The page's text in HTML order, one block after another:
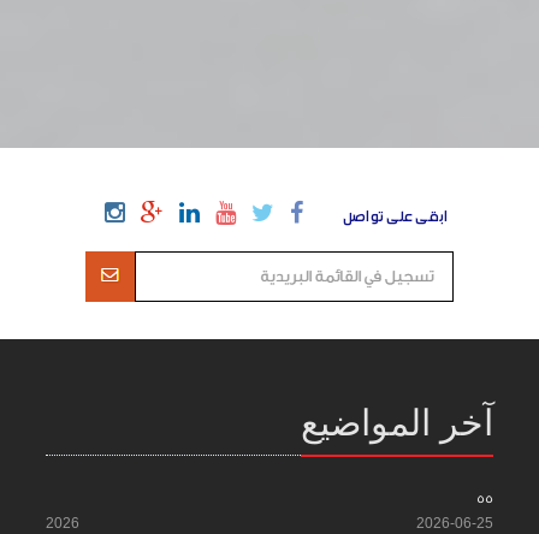
ابقى على تواصل
آخر المواضيع
55
2026-06-25
2026